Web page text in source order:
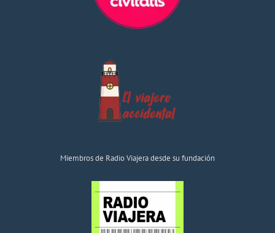
Miembros de Radio Viajera desde su fundación